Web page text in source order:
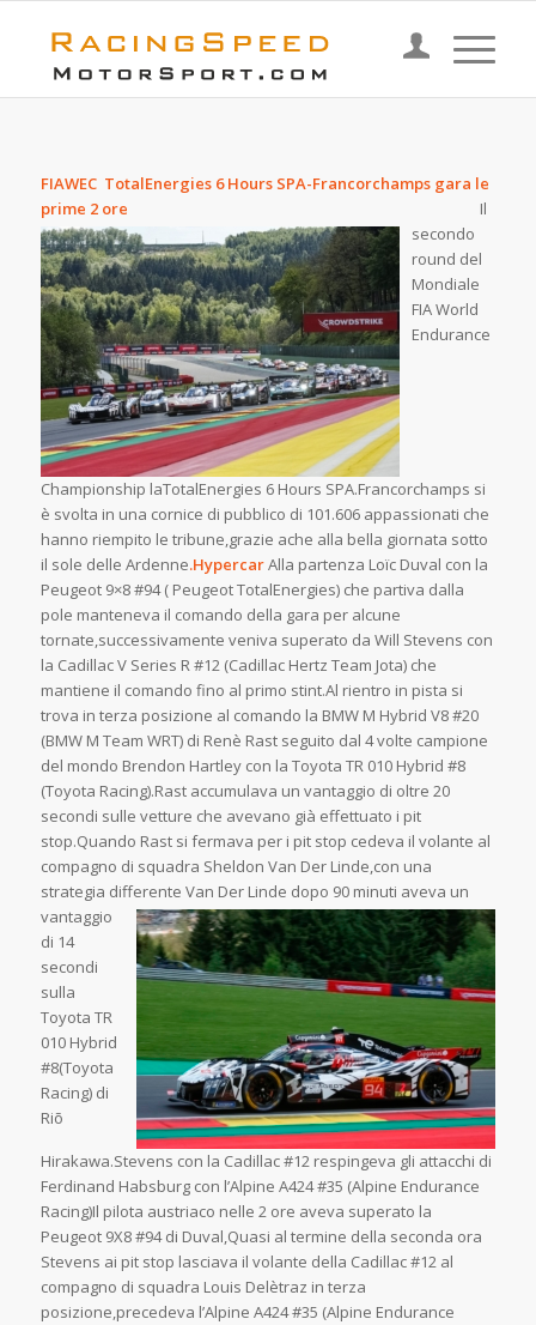
FIAWEC TotalEnergies 6 Hours SPA-Francorchamps gara le
prime 2 ore
Il
secondo
round del
Mondiale
FIA World
Endurance
Championship laTotalEnergies 6 Hours SPA.Francorchamps si
è svolta in una cornice di pubblico di 101.606 appassionati che
hanno riempito le tribune,grazie ache alla bella giornata sotto
il sole delle Ardenne.HypercarAlla partenza Loïc Duval con la
Peugeot 9×8 #94 ( Peugeot TotalEnergies) che partiva dalla
pole manteneva il comando della gara per alcune
tornate,successivamente veniva superato da Will Stevens con
la Cadillac V Series R #12 (Cadillac Hertz Team Jota) che
mantiene il comando fino al primo stint.Al rientro in pista si
trova in terza posizione al comando la BMW M Hybrid V8 #20
(BMW M Team WRT) di Renè Rast seguito dal 4 volte campione
del mondo Brendon Hartley con la Toyota TR 010 Hybrid #8
(Toyota Racing).Rast accumulava un vantaggio di oltre 20
secondi sulle vetture che avevano già effettuato i pit
stop.Quando Rast si fermava per i pit stop cedeva il volante al
compagno di squadra Sheldon Van Der Linde,con una
strategia differente Van Der Linde dopo 90 minuti aveva un
vantaggio
di 14
secondi
sulla
Toyota TR
010 Hybrid
#8(Toyota
Racing) di
Riõ
Hirakawa.Stevens con la Cadillac #12 respingeva gli attacchi di
Ferdinand Habsburg con l’Alpine A424 #35 (Alpine Endurance
Racing)Il pilota austriaco nelle 2 ore aveva superato la
Peugeot 9X8 #94 di Duval,Quasi al termine della seconda ora
Stevens ai pit stop lasciava il volante della Cadillac #12 al
compagno di squadra Louis Delètraz in terza
posizione,precedeva l’Alpine A424 #35 (Alpine Endurance